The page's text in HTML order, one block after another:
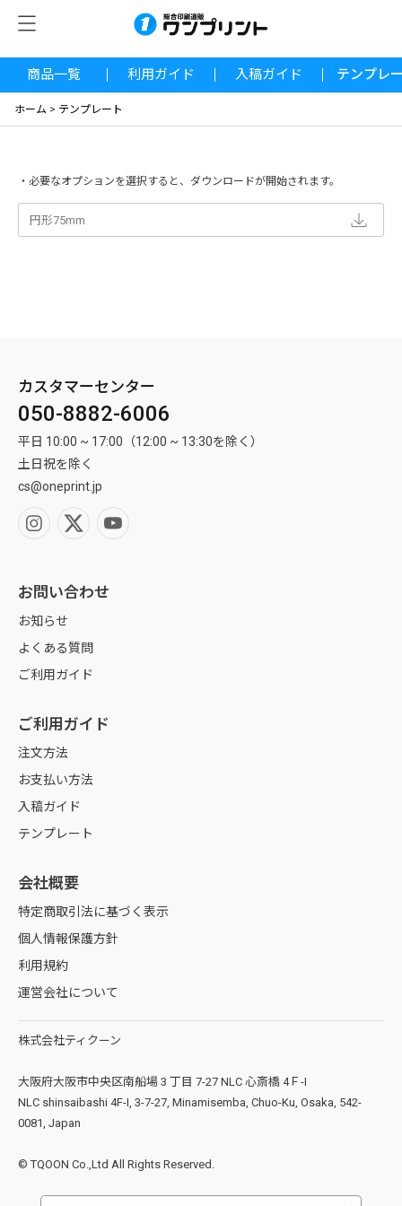
商品一覧 利用ガイド 入稿ガイド テンプレ
ホーム > テンプレート
・ 必要なオプションを選択すると、ダウンロードが開始されます。
円形75mm
カスタマーセンター
050-8882-6006
平日 10:00 ~ 17:00（12:00 ~ 13:30を除く）
土日祝を除く
cs@oneprint.jp
お問い合わせ
お知らせ
よくある質問
ご利用ガイド
ご利用ガイド
注文方法
お支払い方法
入稿ガイド
テンプレート
会社概要
特定商取引法に基づく表示
個人情報保護方針
利用規約
運営会社について
株式会社ティクーン
大阪府大阪市中央区南船場 3 丁目 7-27 NLC 心斎橋 4Ｆ-I
NLC shinsaibashi 4F-I, 3-7-27, Minamisemba, Chuo-Ku, Osaka, 542-
0081, Japan
© TQOON Co.,Ltd All Rights Reserved.